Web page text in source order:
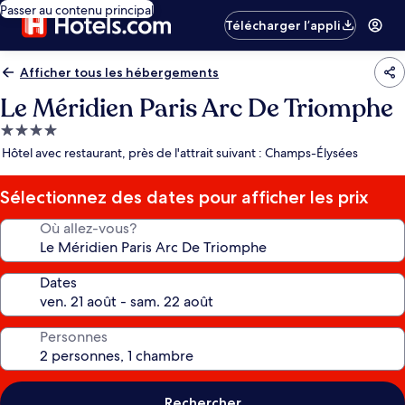
Passer au contenu principal
Télécharger l’appli
Afficher tous les hébergements
Le Méridien Paris Arc De Triomphe
Hébergement
4.0 étoiles
Hôtel avec restaurant, près de l'attrait suivant : Champs-Élysées
Sélectionnez des dates pour afficher les prix
Où allez-vous?
Dates
Personnes